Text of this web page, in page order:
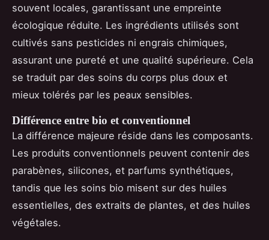
souvent locales, garantissant une empreinte
écologique réduite. Les ingrédients utilisés sont
cultivés sans pesticides ni engrais chimiques,
assurant une pureté et une qualité supérieure. Cela
se traduit par des soins du corps plus doux et
mieux tolérés par les peaux sensibles.
Différence entre bio et conventionnel
La différence majeure réside dans les composants.
Les produits conventionnels peuvent contenir des
parabènes, silicones, et parfums synthétiques,
tandis que les soins bio misent sur des huiles
essentielles, des extraits de plantes, et des huiles
végétales.